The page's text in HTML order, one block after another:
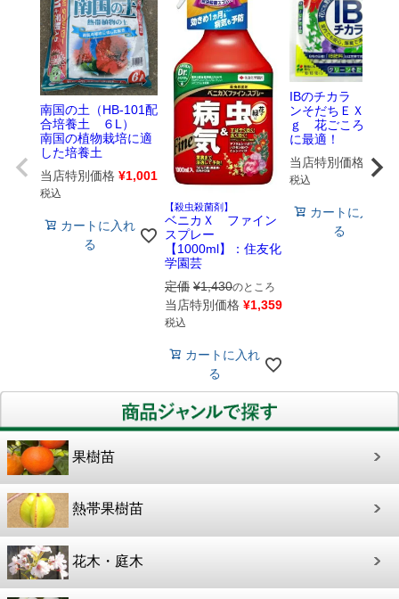
南国の土（HB-101配
合培養土 ６L）
南国の植物栽培に適
した培養土
当店特別価格 ¥1,001
税込
カートに入れ
る
【殺虫殺菌剤】
ベニカＸ ファイン
スプレー
【1000ml】：住友化
学園芸
定価 ¥1,430のところ
当店特別価格 ¥1,359
税込
カートに入れ
る
IBのチカラ グリ
ンそだちＥＸ 500
ｇ 花ごころ 追
に最適！
当店特別価格
¥528
税込
カートに入れ
る
果樹苗
熱帯果樹苗
花木・庭木